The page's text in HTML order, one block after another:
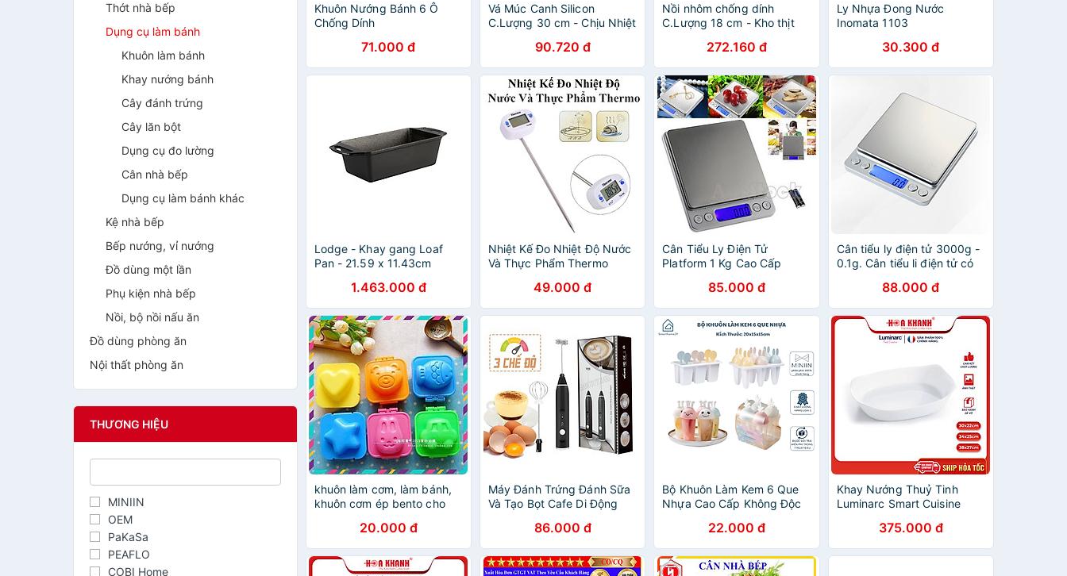
Thớt nhà bếp
Dụng cụ làm bánh
Khuôn làm bánh
Khay nướng bánh
Cây đánh trứng
Cây lăn bột
Dụng cụ đo lường
Cân nhà bếp
Dụng cụ làm bánh khác
Kệ nhà bếp
Bếp nướng, vỉ nướng
Đồ dùng một lần
Phụ kiện nhà bếp
Nồi, bộ nồi nấu ăn
Đồ dùng phòng ăn
Nội thất phòng ăn
THƯƠNG HIỆU
MINIIN
OEM
PaKaSa
PEAFLO
COBI Home
Khuôn Nướng Bánh 6 Ô
Chống Dính
71.000 đ
Vá Múc Canh Silicon
C.Lượng 30 cm - Chịu Nhiệt
vụ Sp Gia dụng, Khuôn làm
bánh, Dụng cụ học Sinh,
90.720 đ
Nồi nhôm chống dính
C.Lượng 18 cm - Kho thịt
kho tộ …Tiện ích cho gia
đình, chuyên nghiệp. Ch
272.160 đ
Ly Nhựa Đong Nước
Inomata 1103
30.300 đ
Lodge - Khay gang Loaf
Pan - 21.59 x 11.43cm
1.463.000 đ
Nhiệt Kế Đo Nhiệt Độ Nước
Và Thực Phẩm Thermo
49.000 đ
Cân Tiểu Ly Điện Tử
Platform 1 Kg Cao Cấp
85.000 đ
Cân tiểu ly điện tử 3000g -
0.1g. Cân tiểu li điện tử có
88.000 đ
khuôn làm cơm, làm bánh,
khuôn cơm ép bento cho
20.000 đ
Máy Đánh Trứng Đánh Sữa
Và Tạo Bọt Cafe Di Động
Sạc USB Thép Không Gỉ
Cao Cấp
86.000 đ
Bộ Khuôn Làm Kem 6 Que
Nhựa Cao Cấp Không Độc
Mọi Gia Đình - HÀNG CHÍNH
HÃNG MINIIN
22.000 đ
Khay Nướng Thuỷ Tinh
Luminarc Smart Cuisine
375.000 đ